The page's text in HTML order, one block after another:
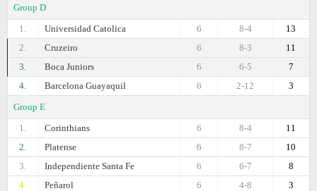
Group D
1.
Universidad Catolica 13
8-4
6
2.
Cruzeiro 11
8-3
6
3.
Boca Juniors 7
6-5
6
4.
Barcelona Guayaquil 3
2-12
6
Group E
1.
Corinthians 11
8-4
6
2.
Platense 10
8-7
6
3.
Independiente Santa Fe 8
6-7
6
4.
Peñarol 3
4-8
6